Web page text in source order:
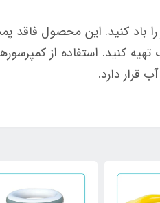
باد کنید. این محصول
کنید. استفاده از
قرار دارد.